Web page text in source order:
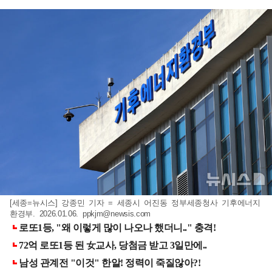
[세종=뉴시스] 강종민 기자 = 세종시 어진동 정부세종청사 기후에너지
환경부. 2026.01.06. ppkjm@newsis.com